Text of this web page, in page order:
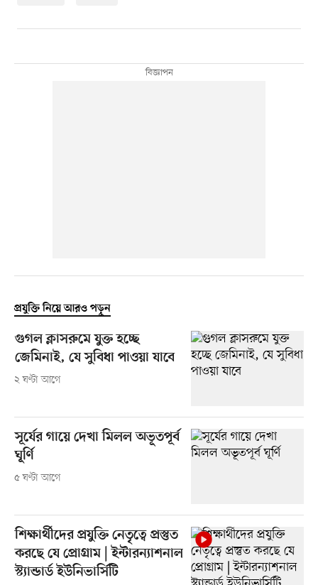
প্রযুক্তি নিয়ে আরও পড়ুন
গুগল ক্লাসরুমে যুক্ত হচ্ছে
জেমিনাই, যে সুবিধা পাওয়া যাবে
২ ঘণ্টা আগে
সূর্যের গায়ে দেখা মিলল অভূতপূর্ব
ঘূর্ণি
৫ ঘণ্টা আগে
শিক্ষার্থীদের প্রযুক্তি নেতৃত্বে প্রস্তুত
করছে যে প্রোগ্রাম | ইন্টারন্যাশনাল
স্ট্যান্ডার্ড ইউনিভার্সিটি